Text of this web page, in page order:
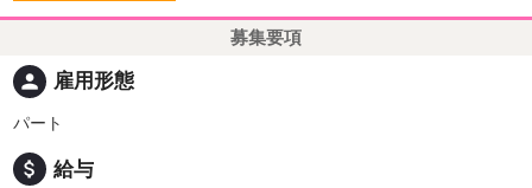
募集要項
person 雇用形態
パート
attach_money 給与